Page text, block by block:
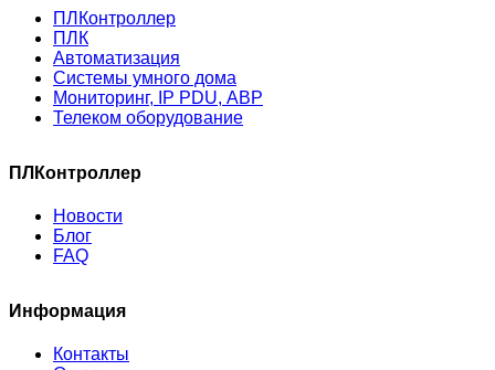
ПЛКонтроллер
ПЛК
Автоматизация
Системы умного дома
Мониторинг, IP PDU, АВР
Телеком оборудование
ПЛКонтроллер
Новости
Блог
FAQ
Информация
Контакты